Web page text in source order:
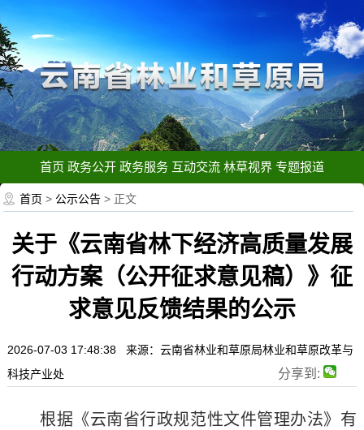
首页 政务公开 政务服务 互动交流 林草视界 专题报道
首页 > 公示公告 > 正文
关于《云南省林下经济高质量发展
行动方案（公开征求意见稿）》征
求意见反馈结果的公示
2026-07-03 17:48:38 来源：云南省林业和草原局林业和草原改革与
科技产业处
分享到:
根据《云南省行政规范性文件管理办法》有